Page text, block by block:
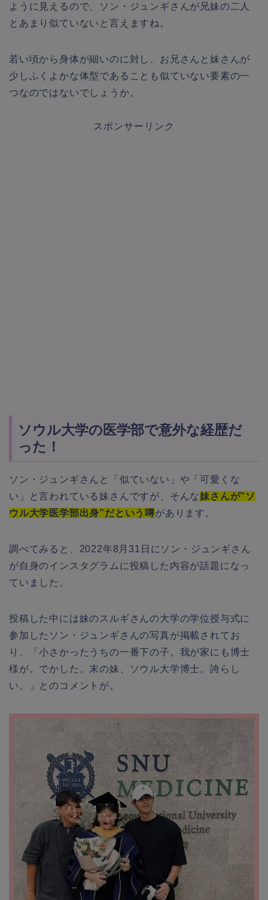
ように見えるので、ソン・ジュンギさんが兄妹の二人
とあまり似ていないと言えますね。
若い頃から身体が細いのに対し、お兄さんと妹さんが
少しふくよかな体型であることも似ていない要素の一
つなのではないでしょうか。
スポンサーリンク
ソウル大学の医学部で意外な経歴だ
った！
ソン・ジュンギさんと「似ていない」や「可愛くな
い」と言われている妹さんですが、そんな妹さんが”ソ
ウル大学医学部出身”だという噂があります。
調べてみると、2022年8月31日にソン・ジュンギさん
が自身のインスタグラムに投稿した内容が話題になっ
ていました。
投稿した中には妹のスルギさんの大学の学位授与式に
参加したソン・ジュンギさんの写真が掲載されてお
り、「小さかったうちの一番下の子。我が家にも博士
様が。でかした。末の妹、ソウル大学博士。誇らし
い。」とのコメントが。